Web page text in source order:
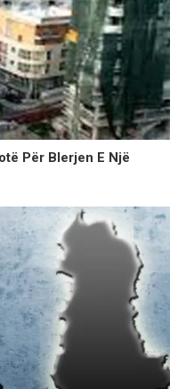
Për Blerjen E Një